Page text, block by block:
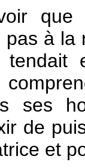
que
pas à la
ses
de
et